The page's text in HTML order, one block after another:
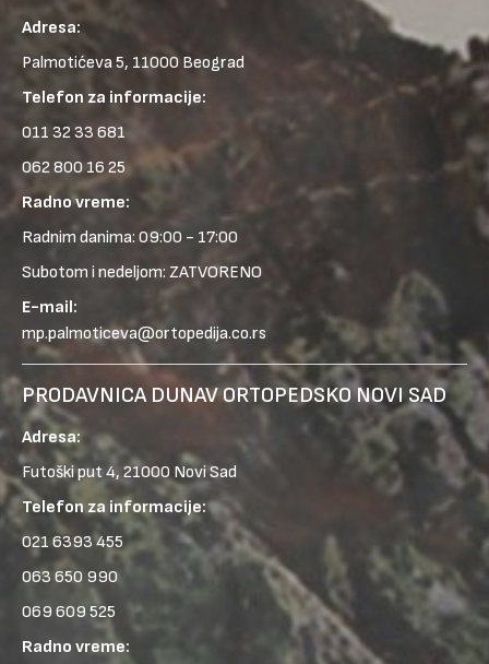
Adresa:
Palmotićeva 5, 11000 Beograd
Telefon za informacije:
011 32 33 681
062 800 16 25
Radno vreme:
Radnim danima: 09:00 - 17:00
Subotom i nedeljom: ZATVORENO
E-mail:
mp.palmoticeva@ortopedija.co.rs
PRODAVNICA DUNAV ORTOPEDSKO NOVI SAD
Adresa:
Futoški put 4, 21000 Novi Sad
Telefon za informacije:
021 6393 455
063 650 990
069 609 525
Radno vreme: